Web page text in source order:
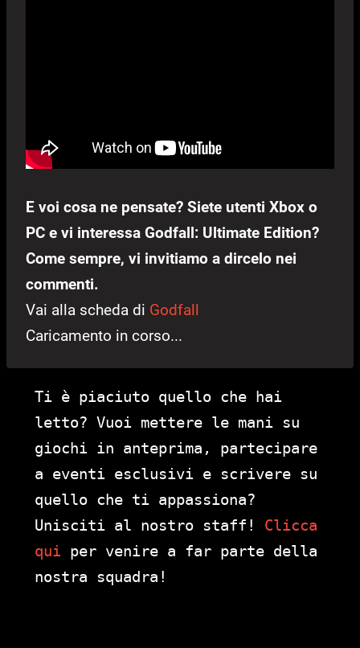
E voi cosa ne pensate? Siete utenti Xbox o
PC e vi interessa Godfall: Ultimate Edition?
Come sempre, vi invitiamo a dircelo nei
commenti.
Vai alla scheda di Godfall
Caricamento in corso...
Ti è piaciuto quello che hai
letto? Vuoi mettere le mani su
giochi in anteprima, partecipare
a eventi esclusivi e scrivere su
quello che ti appassiona?
Unisciti al nostro staff! Clicca
qui per venire a far parte della
nostra squadra!